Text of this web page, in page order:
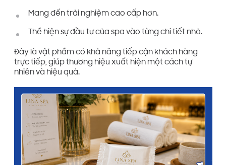
Mang đến trải nghiệm cao cấp hơn.
Thể hiện sự đầu tư của spa vào từng chi tiết nhỏ.
Đây là vật phẩm có khả năng tiếp cận khách hàng
trực tiếp, giúp thương hiệu xuất hiện một cách tự
nhiên và hiệu quả.